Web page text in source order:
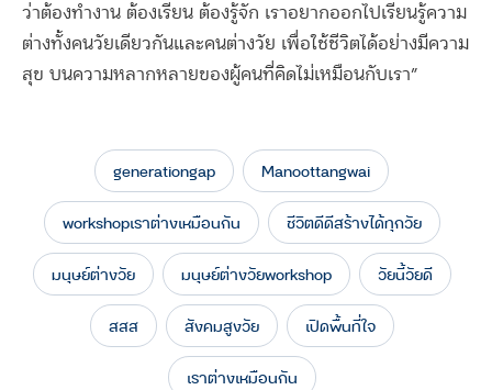
ว่าต้องทำงาน ต้องเรียน ต้องรู้จัก เราอยากออกไปเรียนรู้ความ
ต่างทั้งคนวัยเดียวกันและคนต่างวัย เพื่อใช้ชีวิตได้อย่างมีความ
สุข บนความหลากหลายของผู้คนที่คิดไม่เหมือนกับเรา”
generationgap Manoottangwai
workshopเราต่างเหมือนกัน ชีวิตดีดีสร้างได้ทุกวัย
มนุษย์ต่างวัย มนุษย์ต่างวัยworkshop วัยนี้วัยดี
สสส สังคมสูงวัย เปิดพื้นที่ใจ
เราต่างเหมือนกัน